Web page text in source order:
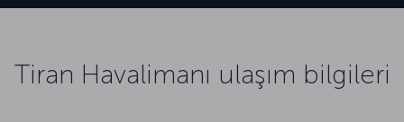
Tiran Havalimanı ulaşım bilgileri